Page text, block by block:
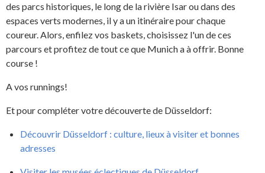
des parcs historiques, le long de la rivière Isar ou dans des
espaces verts modernes, il y a un itinéraire pour chaque
coureur. Alors, enfilez vos baskets, choisissez l'un de ces
parcours et profitez de tout ce que Munich a à offrir. Bonne
course !
A vos runnings!
Et pour compléter votre découverte de Düsseldorf:
Découvrir Düsseldorf : culture, lieux à visiter et bonnes
adresses